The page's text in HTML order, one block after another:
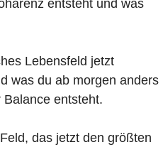
entsteht und was
Lebensfeld jetzt
was du ab morgen anders
entsteht.
das jetzt den größten